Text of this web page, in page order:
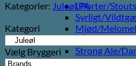
IPA
Syrligt/
Mjød/
Red Ale/
Strong Ale/
Porter/
Kategorier: Juleøl,Porter/
Kategori
Vælg Bryggeri